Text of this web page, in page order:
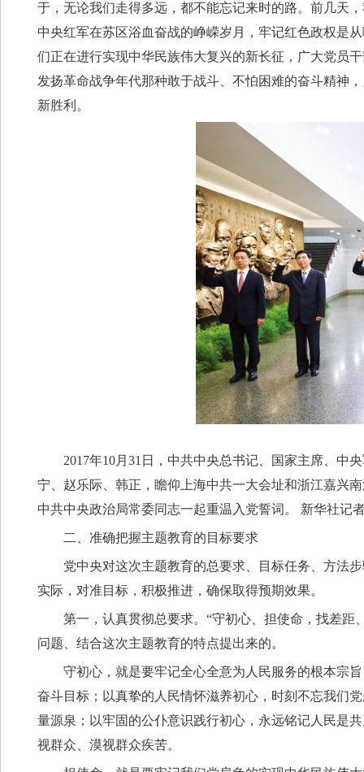
于，无论我们走得多远，都不能忘记来时的路。前几天
中央红军在苏区浴血奋战的峥嵘岁月，牢记红色政权是
们正在进行实现中华民族伟大复兴的新长征，广大党员
发扬革命战争年代那种敢于战斗、不怕困难的奋斗精神
新胜利。
2017年10月31日，中共中央总书记、国家主席、中
宁、赵乐际、韩正，瞻仰上海中共一大会址和浙江嘉兴
中共中央政治局常委同志一起重温入党誓词。 新华社记
二、准确把握主题教育的目标要求
党中央对这次主题教育的总要求、目标任务、方法
实际，对准目标，积极推进，确保取得预期效果。
第一，认真贯彻总要求。“守初心、担使命，找差
问题、结合这次主题教育的特点提出来的。
守初心，就是要牢记全心全意为人民服务的根本宗
奋斗目标；以真挚的人民情怀滋养初心，时刻不忘我们
量源泉；以牢固的公仆意识践行初心，永远铭记人民是
视群众、漠视群众疾苦。